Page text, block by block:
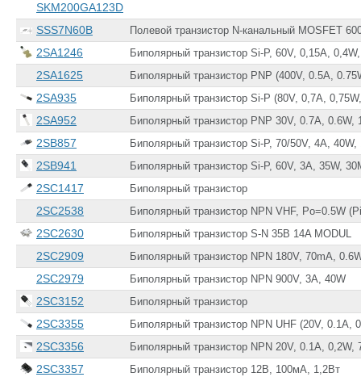
SKM200GA123D
SSS7N60B
Полевой транзистор N-канальный MOSFET
2SA1246 Биполярный транзистор Si-P, 60V, 0,15A,
2SA1625 Биполярный транзистор PNP (400V, 0.5A,
2SA935 Биполярный транзистор Si-P (80V, 0,7A,
2SA952 Биполярный транзистор PNP 30V, 0.7A, 0.6W,
2SB857 Биполярный транзистор Si-P, 70/50V, 4A, 40W,
2SB941 Биполярный транзистор Si-P, 60V, 3A, 35W,
2SC1417 Биполярный транзистор
2SC2538 Биполярный транзистор NPN VHF, Po=0.5W
2SC2630 Биполярный транзистор S-N 35В 14A MODUL
2SC2909 Биполярный транзистор NPN 180V, 70mA,
2SC2979 Биполярный транзистор NPN 900V, 3A, 40W
2SC3152 Биполярный транзистор
2SC3355 Биполярный транзистор NPN UHF (20V, 0.1A,
2SC3356 Биполярный транзистор NPN 20V, 0.1A, 0,2W,
2SC3357 Биполярный транзистор 12В, 100мА, 1,2Вт